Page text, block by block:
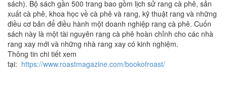
sách). Bộ sách gần 500 trang bao gồm lịch sử rang cà phê, sản
xuất cà phê, khoa học về cà phê và rang, kỹ thuật rang và những
điều cơ bản để điều hành một doanh nghiệp rang cà phê. Cuốn
sách này là một tài nguyên rang cà phê hoàn chỉnh cho các nhà
rang xay mới và những nhà rang xay có kinh nghiệm.
Thông tin chi tiết xem
tại: https://www.roastmagazine.com/bookofroast/